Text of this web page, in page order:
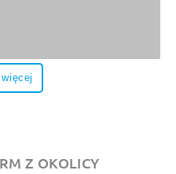
Z OKOLICY